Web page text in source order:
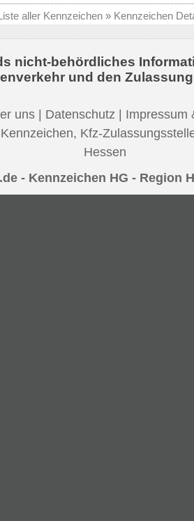
aller Kennzeichen » Kennzeichen
nicht-behördliches
und den
uns | Datenschutz | Impressum
, Kfz-
Hessen
- Kennzeichen HG - Region